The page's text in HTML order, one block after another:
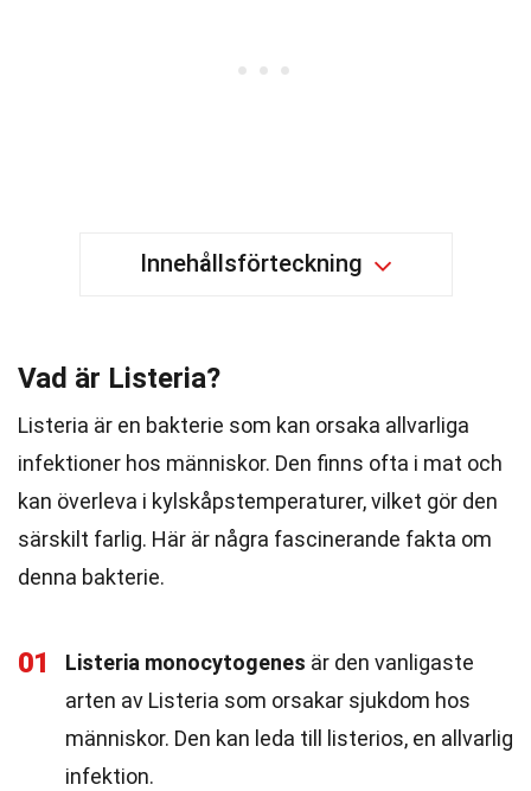
Innehållsförteckning
Vad är Listeria?
Listeria är en bakterie som kan orsaka allvarliga
infektioner hos människor. Den finns ofta i mat och
kan överleva i kylskåpstemperaturer, vilket gör den
särskilt farlig. Här är några fascinerande fakta om
denna bakterie.
01 Listeria monocytogenes är den vanligaste
arten av Listeria som orsakar sjukdom hos
människor. Den kan leda till listerios, en allvarlig
infektion.